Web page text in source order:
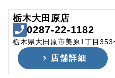
栃木大田原店
0287-22-1182
栃木県大田原市美原1丁目
店舗詳細